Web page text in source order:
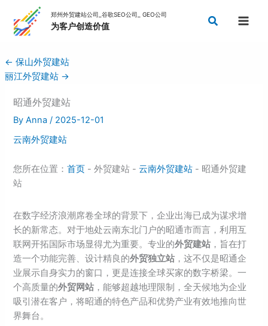
content
Search
← 保山外贸建站
丽江外贸建站 →
昭通外贸建站
ByAnna/ 2025-12-01
云南外贸建站
您所在位置：首页 - 外贸建站 -云南外贸建站 - 昭通外贸建
站
在数字经济浪潮席卷全球的背景下，企业出海已成为谋求增
长的新常态。对于地处云南东北门户的昭通市而言，利用互
联网开拓国际市场显得尤为重要。专业的外贸建站 ，旨在打
造一个功能完善、设计精良的外贸独立站 ，这不仅是昭通企
业展示自身实力的窗口，更是连接全球买家的数字桥梁。一
个高质量的外贸网站 ，能够超越地理限制，全天候地为企业
吸引潜在客户，将昭通的特色产品和优势产业有效地推向世
界舞台。